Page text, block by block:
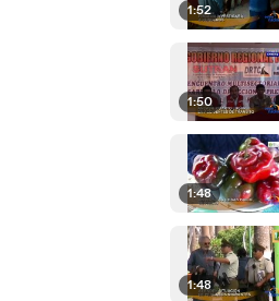
1:52
1:50
1:48
1:48